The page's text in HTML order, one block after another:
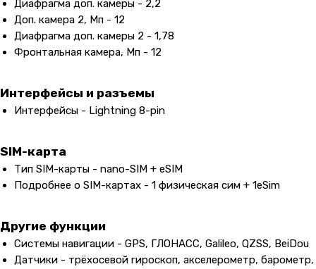
Диафрагма доп. камеры - 2,2
Доп. камера 2, Мп - 12
Диафрагма доп. камеры 2 - 1,78
Фронтальная камера, Мп - 12
Интерфейсы и разъемы
Интерфейсы - Lightning 8-pin
SIM-карта
Тип SIM-карты - nano-SIM + eSIM
Подробнее о SIM-картах - 1 физическая сим + 1eSim
Другие функции
Системы навигации - GPS, ГЛОНАСС, Galileo, QZSS, BeiDou
Датчики - трёхосевой гироскоп, акселерометр, барометр,